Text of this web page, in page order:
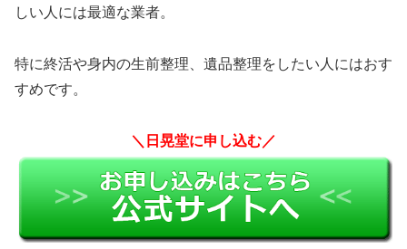
しい人には最適な業者。
特に終活や身内の生前整理、遺品整理をしたい人にはおす
すめです。
＼日晃堂に申し込む／